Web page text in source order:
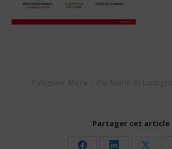
Partager cet article